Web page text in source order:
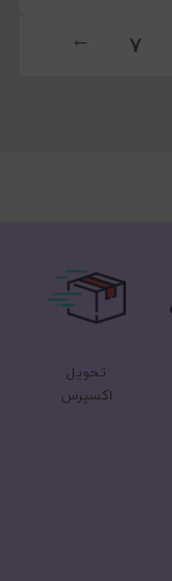
7
→
تحویل
اکسپرس